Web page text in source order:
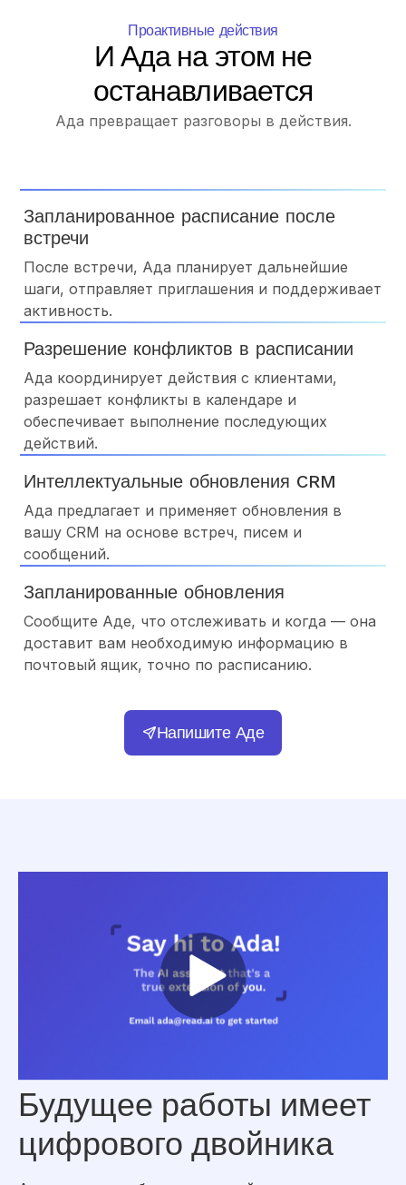
Проактивные действия
И Ада на этом не
останавливается
Ада превращает разговоры в действия.
Запланированное расписание после
встречи
После встречи, Ада планирует дальнейшие
шаги, отправляет приглашения и поддерживает
активность.
Разрешение конфликтов в расписании
Ада координирует действия с клиентами,
разрешает конфликты в календаре и
обеспечивает выполнение последующих
действий.
Интеллектуальные обновления CRM
Ада предлагает и применяет обновления в
вашу CRM на основе встреч, писем и
сообщений.
Запланированные обновления
Сообщите Аде, что отслеживать и когда — она
доставит вам необходимую информацию в
почтовый ящик, точно по расписанию.
Напишите Аде
Будущее работы имеет
цифрового двойника